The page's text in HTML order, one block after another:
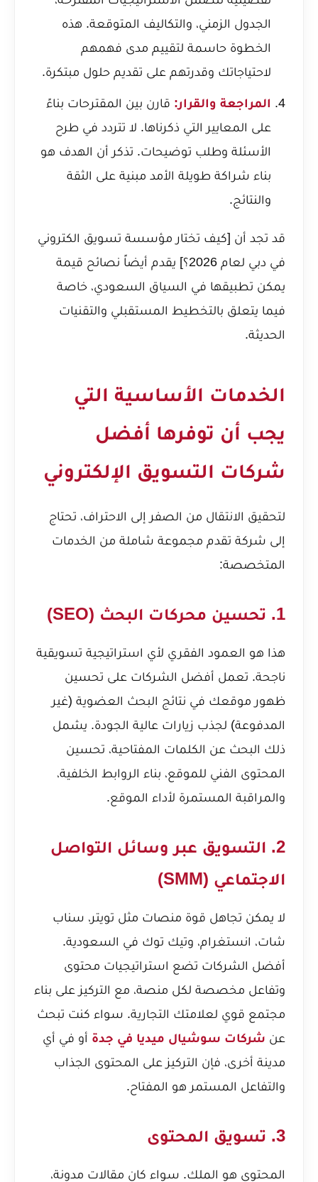
الجدول الزمني، والتكاليف المتوقعة. هذه
الخطوة حاسمة لتقييم مدى فهمهم
لاحتياجاتك وقدرتهم على تقديم حلول مبتكرة.
المراجعة والقرار: قارن بين المقترحات بناءً
على المعايير التي ذكرناها. لا تتردد في طرح
الأسئلة وطلب توضيحات. تذكر أن الهدف هو
بناء شراكة طويلة الأمد مبنية على الثقة
والنتائج.
قد تجد أن [كيف تختار مؤسسة تسويق الكتروني
في دبي لعام 2026؟] يقدم أيضاً نصائح قيمة
يمكن تطبيقها في السياق السعودي، خاصة
فيما يتعلق بالتخطيط المستقبلي والتقنيات
الحديثة.
الخدمات الأساسية التي
يجب أن توفرها أفضل
شركات التسويق الإلكتروني
لتحقيق الانتقال من الصفر إلى الاحتراف، تحتاج
إلى شركة تقدم مجموعة شاملة من الخدمات
المتخصصة:
1. تحسين محركات البحث (SEO)
هذا هو العمود الفقري لأي استراتيجية تسويقية
ناجحة. تعمل أفضل الشركات على تحسين
ظهور موقعك في نتائج البحث العضوية (غير
المدفوعة) لجذب زيارات عالية الجودة. يشمل
ذلك البحث عن الكلمات المفتاحية، تحسين
المحتوى الفني للموقع، بناء الروابط الخلفية،
والمراقبة المستمرة لأداء الموقع.
2. التسويق عبر وسائل التواصل
الاجتماعي (SMM)
لا يمكن تجاهل قوة منصات مثل تويتر، سناب
شات، انستغرام، وتيك توك في السعودية.
أفضل الشركات تضع استراتيجيات محتوى
وتفاعل مخصصة لكل منصة، مع التركيز على بناء
مجتمع قوي لعلامتك التجارية. سواء كنت تبحث
عن شركات سوشيال ميديا في جدة أو في أي
مدينة أخرى، فإن التركيز على المحتوى الجذاب
والتفاعل المستمر هو المفتاح.
3. تسويق المحتوى
المحتوى هو الملك. سواء كان مقالات مدونة،